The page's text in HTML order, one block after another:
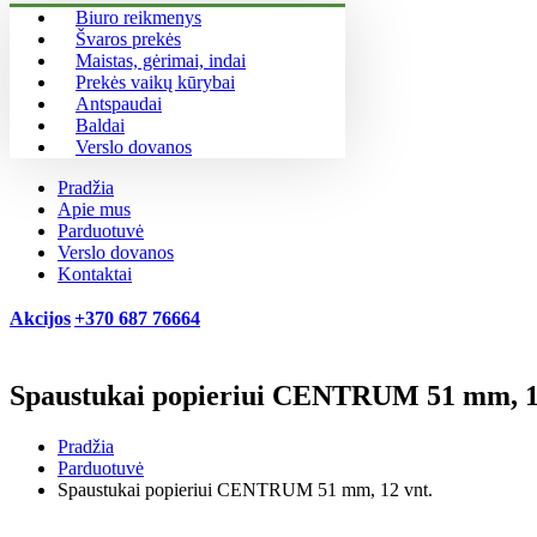
Biuro reikmenys
Švaros prekės
Maistas, gėrimai, indai
Prekės vaikų kūrybai
Antspaudai
Baldai
Verslo dovanos
Pradžia
Apie mus
Parduotuvė
Verslo dovanos
Kontaktai
Akcijos+370 687 76664
Spaustukai popieriui CENTRUM 51 mm,
Pradžia
Parduotuvė
Spaustukai popieriui CENTRUM 51 mm, 12 vnt.